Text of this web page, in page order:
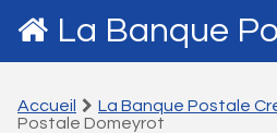
La Banque
Accueil La Banque Postale
Postale Domeyrot